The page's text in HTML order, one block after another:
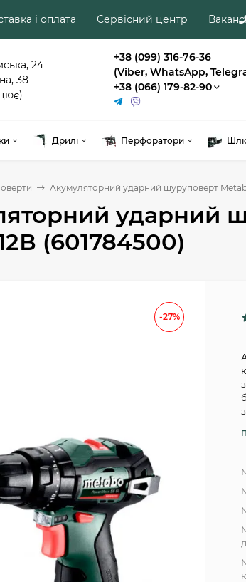
і оплата Сервісний центр
24
38
+38 (099) 316-76-36
(Viber, WhatsApp,
+38 (066) 179-82-90
Дрилі Перфоратори
Акумуляторний ударний шуруповерт
ударний
(601784500)
-27%